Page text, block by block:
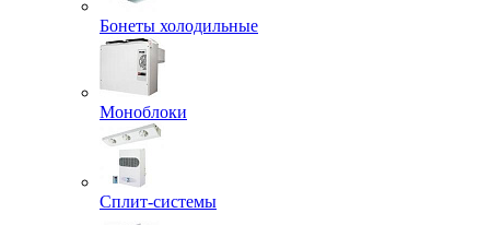
Бонеты холодильные
Моноблоки
Сплит-системы